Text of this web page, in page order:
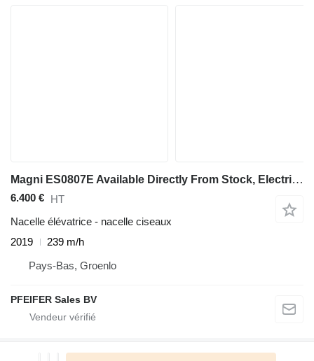
Magni ES0807E Available Directly From Stock, Electric, 7
6.400 € HT
Nacelle élévatrice - nacelle ciseaux
2019
239 m/h
Pays-Bas, Groenlo
PFEIFER Sales BV